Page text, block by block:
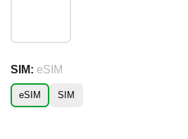
SIM: eSIM
eSIM SIM